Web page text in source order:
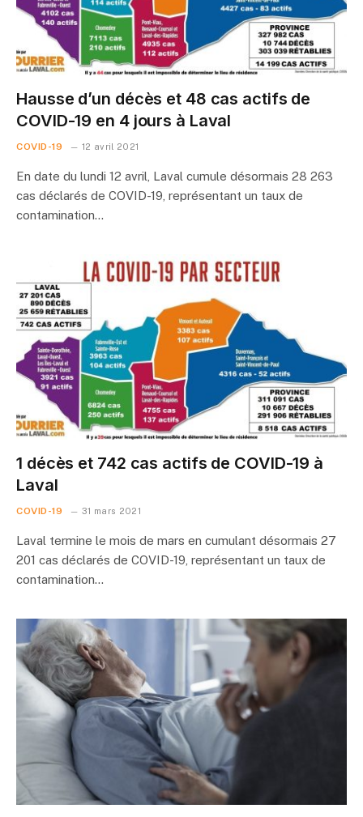
Hausse d’un décès et 48 cas actifs de
COVID-19 en 4 jours à Laval
COVID-19 12 avril 2021
En date du lundi 12 avril, Laval cumule désormais 28 263
cas déclarés de COVID-19, représentant un taux de
contamination…
1 décès et 742 cas actifs de COVID-19 à
Laval
COVID-19 31 mars 2021
Laval termine le mois de mars en cumulant désormais 27
201 cas déclarés de COVID-19, représentant un taux de
contamination…